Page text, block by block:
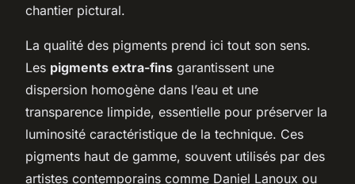
chantier pictural.
La qualité des pigments prend ici tout son sens.
Les pigments extra-fins garantissent une
dispersion homogène dans l’eau et une
transparence limpide, essentielle pour préserver la
luminosité caractéristique de la technique. Ces
pigments haut de gamme, souvent utilisés par des
artistes contemporains comme Daniel Lanoux ou